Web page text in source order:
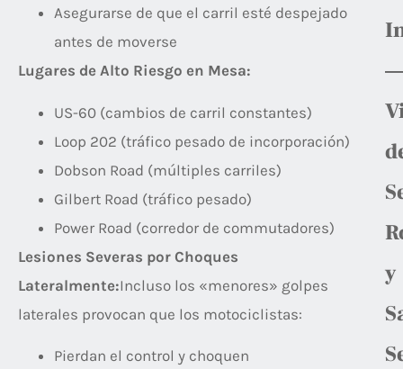
Asegurarse de que el carril esté despejado
antes de moverse
Lugares de Alto Riesgo en Mesa:
US-60 (cambios de carril constantes)
Loop 202 (tráfico pesado de incorporación)
Dobson Road (múltiples carriles)
Gilbert Road (tráfico pesado)
Power Road (corredor de commutadores)
Lesiones Severas por Choques
Lateralmente:Incluso los «menores» golpes
laterales provocan que los motociclistas:
Pierdan el control y choquen
y